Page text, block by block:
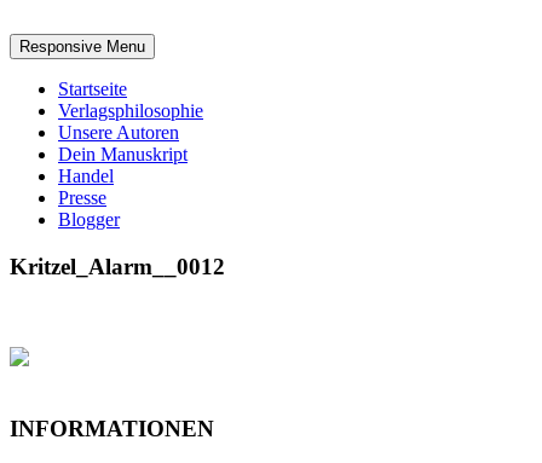
Responsive Menu
Startseite
Verlagsphilosophie
Unsere Autoren
Dein Manuskript
Handel
Presse
Blogger
Kritzel_Alarm__0012
INFORMATIONEN